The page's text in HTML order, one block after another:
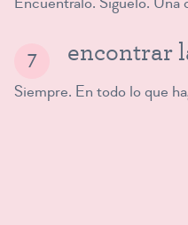
encontrar
Siempre. En todo lo que